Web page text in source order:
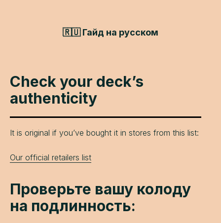
🇷🇺 Гайд на русском
Сheck your deck’s
authenticity
It is original if you’ve bought it in stores from this list:
Our official retailers list
Проверьте вашу колоду
на подлинность: